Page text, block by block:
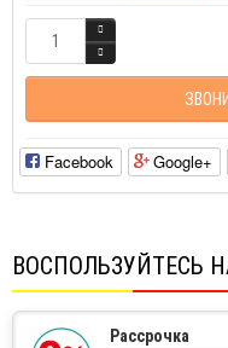
Facebook Google+
ВОСПОЛЬЗУЙТЕСЬ
Рассрочка